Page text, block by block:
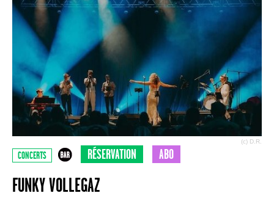
(c) D.R.
CONCERTS RÉSERVATION ABO
FUNKY VOLLEGAZ